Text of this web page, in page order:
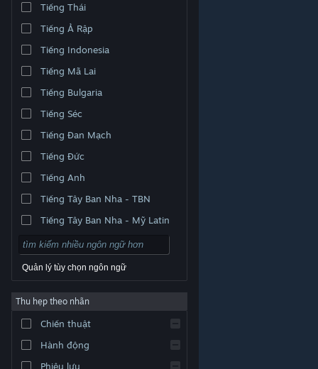
Xem web cho desktop
thương hiệu là tài sản của chủ sở hữu tương ứng tại
Pháp lý
Hỗ trợ tiếp cận
ký Steam
|Hoàn tiền|
Tiếng Thái
Tiếng Ả Rập
Tiếng Indonesia
Tiếng Mã Lai
Tiếng Bulgaria
Tiếng Séc
Tiếng Đan Mạch
Tiếng Đức
Tiếng Anh
Tiếng Tây Ban Nha - TBN
Tiếng Tây Ban Nha - Mỹ Latin
Quản lý tùy chọn ngôn ngữ
Thu hẹp theo nhãn
Chiến thuật
Hành động
Phiêu lưu